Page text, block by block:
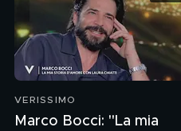
VERISSIMO
Marco Bocci: "La mia